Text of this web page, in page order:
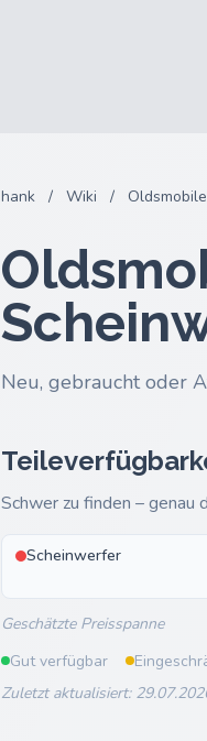
hank / Wiki / Oldsmobile
Neu, gebraucht oder
Schwer zu finden – genau
Scheinwerfer
Geschätzte Preisspanne
Gut verfügbar
Zuletzt aktualisiert: